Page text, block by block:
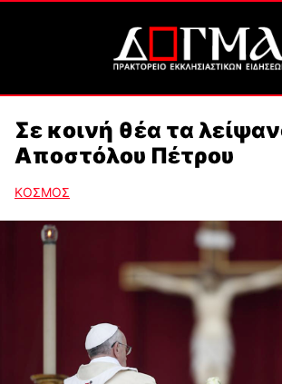
Σε κοινή θέα τα
Αποστόλου Πέτρου
ΚΟΣΜΟΣ